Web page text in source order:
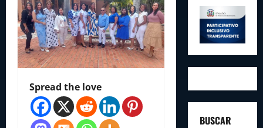
Spread the love
BUSCAR